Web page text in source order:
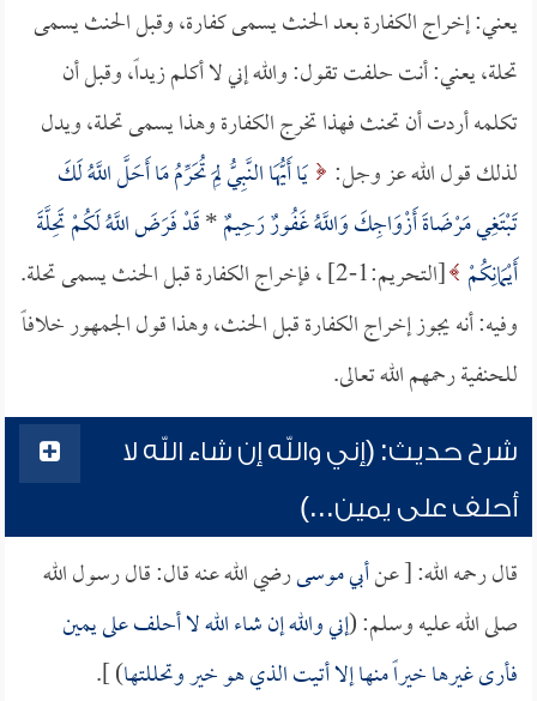
يعني: إخراج الكفارة بعد الحنث يسمى كفارة، وقبل الحنث يسمى
تحلة، يعني: أنت حلفت تقول: والله إني لا أكلم زيداً، وقبل أن
تكلمه أردت أن تحنث فهذا تخرج الكفارة وهذا يسمى تحلة، ويدل
لذلك قول الله عز وجل: يَا أَيُّهَا النَّبِيُّ لِمَ تُحَرِّمُ مَا أَحَلَّ اللَّهُ لَكَ
تَبْتَغِي مَرْضَاةَ أَزْوَاجِكَ وَاللَّهُ غَفُورٌ رَحِيمٌ*قَدْ فَرَضَ اللَّهُ لَكُمْ تَحِلَّةَ
أَيْمَانِكُمْ [التحريم:1-2] ، فإخراج الكفارة قبل الحنث يسمى تحلة.
وفيه: أنه يجوز إخراج الكفارة قبل الحنث، وهذا قول الجمهور خلافاً
للحنفية رحمهم الله تعالى.
شرح حديث: (إني والله إن شاء الله لا
أحلف على يمين...)
قال رحمه الله: [ عنأبي موسىرضي الله عنه قال: قال رسول الله
صلى الله عليه وسلم: (إني والله إن شاء الله لا أحلف على يمين
فأرى غيرها خيراً منها إلا أتيت الذي هو خير وتحللتها) ].